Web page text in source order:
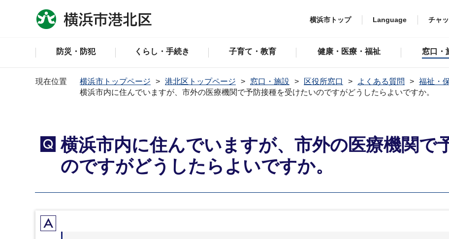
横浜市トップ Language チャ
防災・防犯 くらし・手続き 子育て・教育 健康・医療・福祉 窓口・
現在位置 横浜市トップページ 港北区トップページ 窓口・施設 区役所窓口 よくある質問 福祉・
横浜市内に住んでいますが、市外の医療機関で予防接種を受けたいのですがどうしたらよいですか。
Q
横浜市内に住んでいますが、市外の医療機関で
のですがどうしたらよいですか。
A